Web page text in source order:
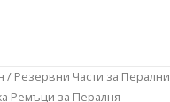
/ Резервни Части за Перални
Ремъци за Пералня